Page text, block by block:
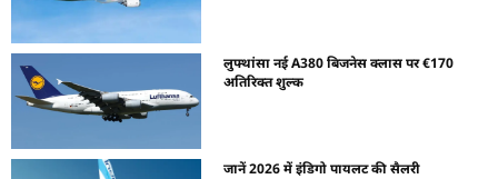
लुफ्थांसा नई A380 बिजनेस क्लास पर €170
अतिरिक्त शुल्क
जानें 2026 में इंडिगो पायलट की सैलरी